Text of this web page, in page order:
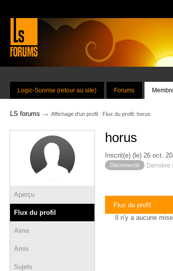
Logic-Sunrise (retour au site) Forums
LS forums → Affichage d'un profil : Flux du profil: horus
Aperçu
Flux du profil
Aime
Amis
Sujets
horus
Inscrit(e) (le) 26 oct.
Déconnecté Dernière
Flux du profil
Il n'y a aucune